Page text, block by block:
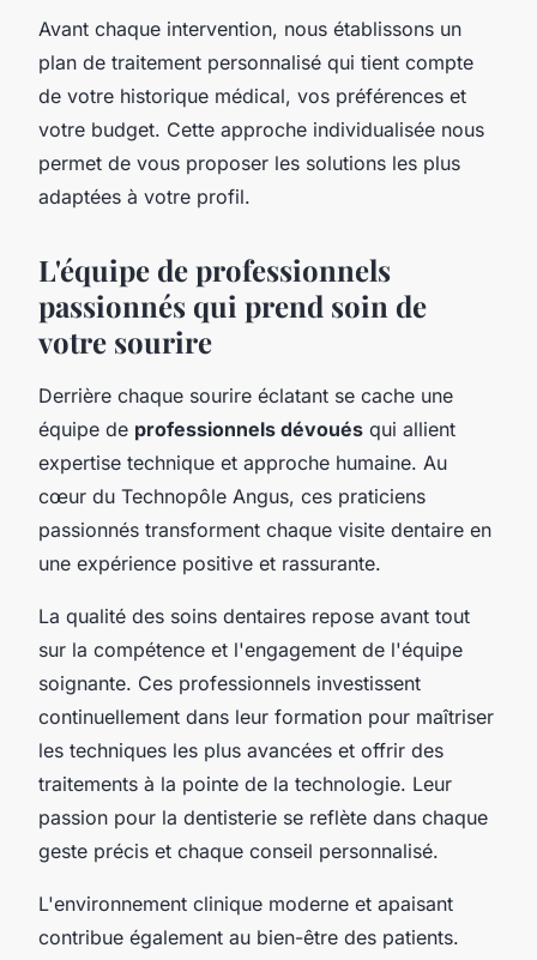
Avant chaque intervention, nous établissons un
plan de traitement personnalisé qui tient compte
de votre historique médical, vos préférences et
votre budget. Cette approche individualisée nous
permet de vous proposer les solutions les plus
adaptées à votre profil.
L'équipe de professionnels
passionnés qui prend soin de
votre sourire
Derrière chaque sourire éclatant se cache une
équipe de professionnels dévoués qui allient
expertise technique et approche humaine. Au
cœur du Technopôle Angus, ces praticiens
passionnés transforment chaque visite dentaire en
une expérience positive et rassurante.
La qualité des soins dentaires repose avant tout
sur la compétence et l'engagement de l'équipe
soignante. Ces professionnels investissent
continuellement dans leur formation pour maîtriser
les techniques les plus avancées et offrir des
traitements à la pointe de la technologie. Leur
passion pour la dentisterie se reflète dans chaque
geste précis et chaque conseil personnalisé.
L'environnement clinique moderne et apaisant
contribue également au bien-être des patients.